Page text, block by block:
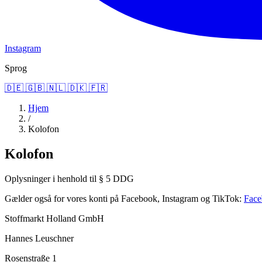
Instagram
Sprog
🇩🇪 🇬🇧 🇳🇱 🇩🇰 🇫🇷
Hjem
/
Kolofon
Kolofon
Oplysninger i henhold til § 5 DDG
Gælder også for vores konti på Facebook, Instagram og TikTok:
Stoffmarkt Holland GmbH
Hannes Leuschner
Rosenstraße 1